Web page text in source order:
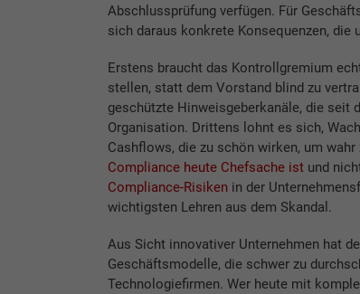
Abschlussprüfung verfügen. Für
sich daraus konkrete Konsequenzen, die
Erstens braucht das Kontrollgremium
stellen, statt dem Vorstand blind zu
geschützte Hinweisgeberkanäle, die seit
Organisation. Drittens lohnt es sich,
Cashflows, die zu schön wirken, um
Compliance heute Chefsache istund
Compliance-Risikenin der
wichtigsten Lehren aus dem Skandal.
Aus Sicht innovativer Unternehmen hat
Geschäftsmodelle, die schwer zu
Technologiefirmen. Wer heute mit